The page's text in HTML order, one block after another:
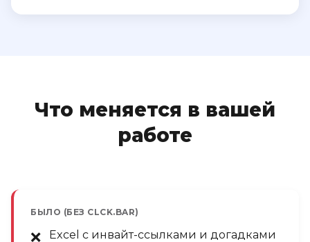
Что меняется в вашей
работе
БЫЛО (БЕЗ CLCK.BAR)
❌ Excel с инвайт-ссылками и догадками